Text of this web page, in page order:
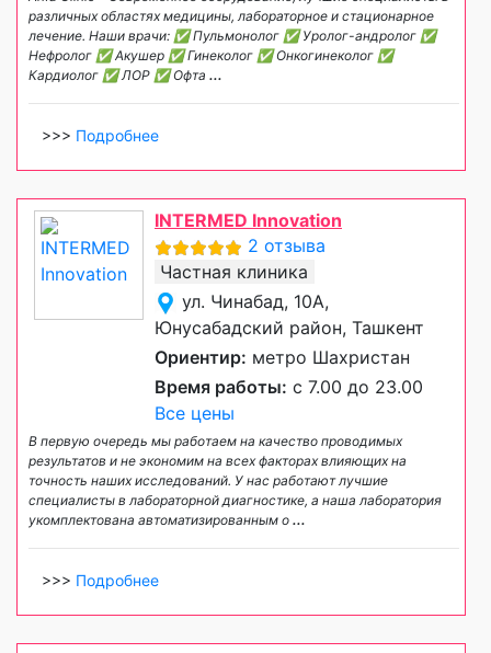
различных областях медицины, лабораторное и стационарное
лечение. Наши врачи: ✅ Пульмонолог ✅ Уролог-андролог ✅
Нефролог ✅ Акушер ✅ Гинеколог ✅ Онкогинеколог ✅
Кардиолог ✅ ЛОР ✅ Офта ...
>>> Подробнее
INTERMED Innovation
2 отзыва
Частная клиника
ул. Чинабад, 10А,
Юнусабадский район, Ташкент
Ориентир: метро Шахристан
Время работы: с 7.00 до 23.00
Все цены
В первую очередь мы работаем на качество проводимых
результатов и не экономим на всех факторах влияющих на
точность наших исследований. У нас работают лучшие
специалисты в лабораторной диагностике, а наша лаборатория
укомплектована автоматизированным о ...
>>> Подробнее